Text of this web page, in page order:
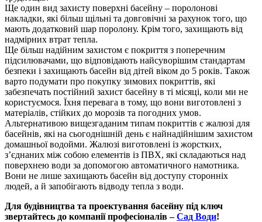
Ще один вид захисту поверхні басейну – поролонові
накладки, які більш щільні та довговічні за рахунок того, що
мають додатковий шар поролону. Крім того, захищають від
надмірних втрат тепла.
Ще більш надійним захистом є покриття з поперечним
підсилювачами, що відповідають найсуворішим стандартам
безпеки і захищають басейн від дітей віком до 5 років. Також
варто подумати про покупку зимових покриттів, які
забезпечать постійний захист басейну в ті місяці, коли ми не
користуємося. Їхня перевага в тому, що вони виготовлені з
матеріалів, стійких до морозів та погодних умов.
Альтернативою вищезгаданим типам покриттів є жалюзі для
басейнів, які на сьогоднішній день є найнадійнішим захистом
домашньої водойми. Жалюзі виготовлені із жорстких,
з’єднаних між собою елементів із ПВХ, які складаються над
поверхнею води за допомогою автоматичного намотника.
Вони не лише захищають басейн від доступу сторонніх
людей, а й запобігають відводу тепла з води.
Для будівництва та проектування басейну під ключ
звертайтесь до компанії професіоналів –Сад Води!